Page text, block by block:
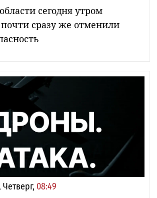
сегодня утром
сразу же отменили
Четверг, 08:49